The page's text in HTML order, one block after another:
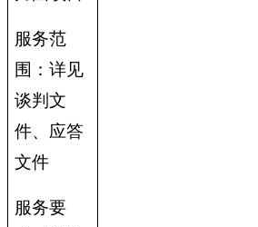
服务范
围：详见
谈判文
件、应答
文件
服务要